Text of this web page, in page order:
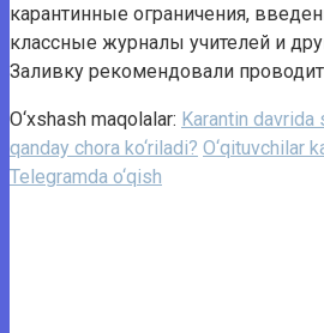
карантинные ограничения,
классные журналы учителей и
Заливку рекомендовали
O‘xshash maqolalar: Karantin davrida
qanday chora ko‘riladi? O‘qituvchilar
Telegramda o‘qish